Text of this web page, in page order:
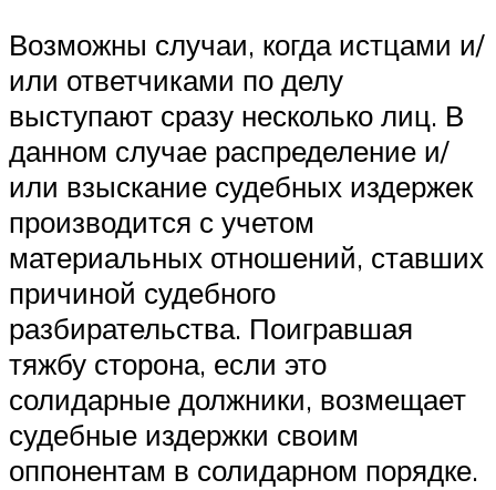
Возможны случаи, когда истцами и/
или ответчиками по делу
выступают сразу несколько лиц. В
данном случае распределение и/
или взыскание судебных издержек
производится с учетом
материальных отношений, ставших
причиной судебного
разбирательства. Поигравшая
тяжбу сторона, если это
солидарные должники, возмещает
судебные издержки своим
оппонентам в солидарном порядке.